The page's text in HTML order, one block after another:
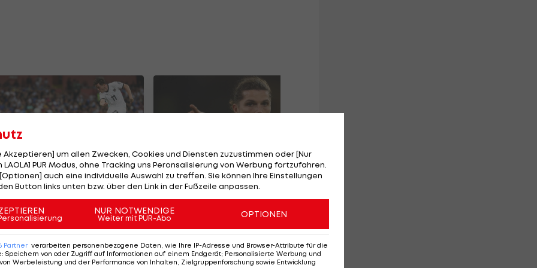
Trikot von
Gregoritsch
1
Sabitzer "heiß" auf
Duell mit Ex-Klub
Deutsche Bundesliga
Akzeptieren] um allen Zwecken, Cookies und Diensten zuzustimmen oder [Nur
PUR Modus, ohne Tracking uns Peronsalisierung von Werbung fortzufahren.
auch eine individuelle Auswahl zu treffen. Sie können Ihre Einstellungen
Button links unten bzw. über den Link in der Fußzeile anpassen.
NUR NOTWENDIGE
Weiter mit PUR-Abo OPTIONEN
Partner verarbeiten personenbezogene Daten, wie Ihre IP-Adresse und Browser-Attribute für die
: Speichern von oder Zugriff auf Informationen auf einem Endgerät; Personalisierte Werbung und
Werbeleistung und der Performance von Inhalten, Zielgruppenforschung sowie Entwicklung